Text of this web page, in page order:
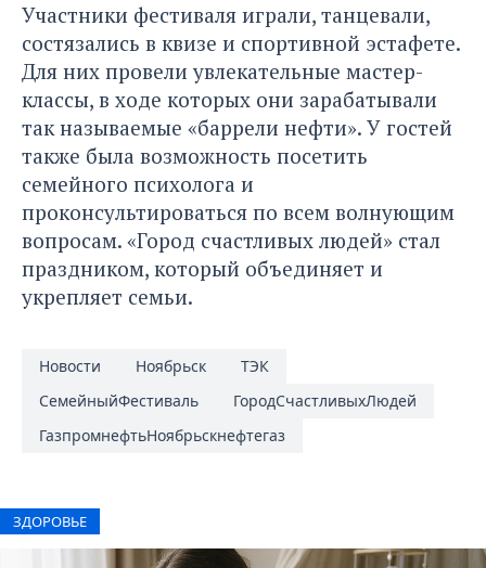
Участники фестиваля играли, танцевали,
состязались в квизе и спортивной эстафете.
Для них провели увлекательные мастер-
классы, в ходе которых они зарабатывали
так называемые «баррели нефти». У гостей
также была возможность посетить
семейного психолога и
проконсультироваться по всем волнующим
вопросам. «Город счастливых людей» стал
праздником, который объединяет и
укрепляет семьи.
Новости Ноябрьск
ТЭК
СемейныйФестиваль
ГородСчастливыхЛюдей
ГазпромнефтьНоябрьскнефтегаз
ЗДОРОВЬЕ